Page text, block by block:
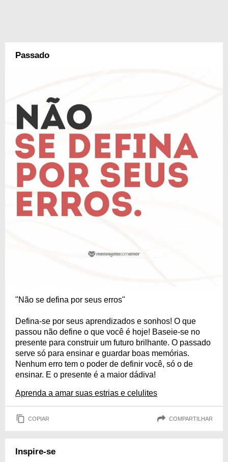
Passado
"Não se defina por seus erros"
Defina-se por seus aprendizados e sonhos! O que
passou não define o que você é hoje! Baseie-se no
presente para construir um futuro brilhante. O passado
serve só para ensinar e guardar boas memórias.
Nenhum erro tem o poder de definir você, só o de
ensinar. E o presente é a maior dádiva!
Aprenda a amar suas estrias e celulites
COPIAR COMPARTILHAR
Inspire-se